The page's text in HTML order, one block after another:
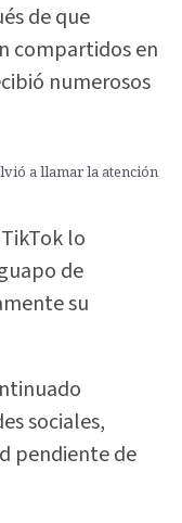
de que
compartidos en
numerosos
a llamar la atención
lo
de
su
sociales,
pendiente de